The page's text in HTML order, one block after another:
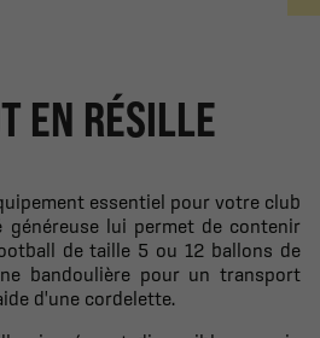
EN RÉSILLE
essentiel pour votre club
généreuse lui permet de contenir
de taille 5 ou 12 ballons de
bandoulière pour un transport
d'une cordelette.